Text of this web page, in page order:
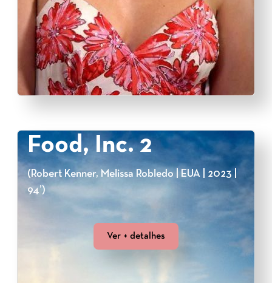
Food, Inc. 2
(Robert Kenner, Melissa Robledo | EUA | 2023 |
94’)
Ver + detalhes